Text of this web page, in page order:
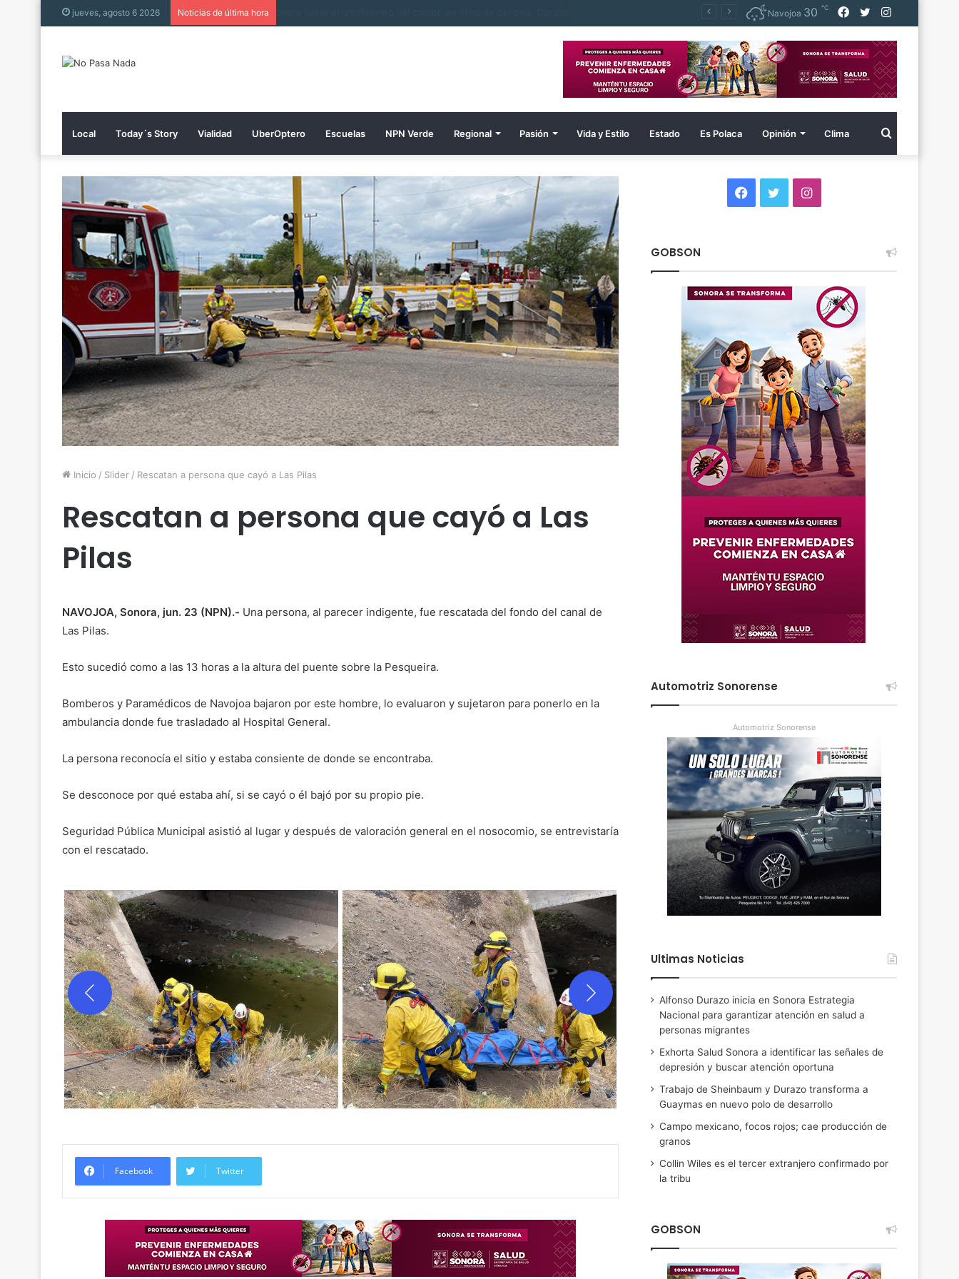
jueves, agosto 6 2026 Noticias de última hora Instagram
Twitter
Facebook
Navojoa 30 ℃
Local Today´s Story Vialidad UberOptero Escuelas NPN Verde Regional Pasión Vida y Estilo Estado Es Polaca Opinión Clima Buscar
Inicio / Slider / Rescatan a persona que cayó a Las Pilas
Rescatan a persona que cayó a Las
Pilas
NAVOJOA, Sonora, jun. 23 (NPN).- Una persona, al parecer indigente, fue rescatada del fondo del canal de
Las Pilas.
Esto sucedió como a las 13 horas a la altura del puente sobre la Pesqueira.
Bomberos y Paramédicos de Navojoa bajaron por este hombre, lo evaluaron y sujetaron para ponerlo en la
ambulancia donde fue trasladado al Hospital General.
La persona reconocía el sitio y estaba consiente de donde se encontraba.
Se desconoce por qué estaba ahí, si se cayó o él bajó por su propio pie.
Seguridad Pública Municipal asistió al lugar y después de valoración general en el nosocomio, se entrevistaría
con el rescatado.
Facebook Twitter
Facebook
TwitterInstagram
GOBSON
Automotriz Sonorense
Automotriz Sonorense
Ultimas Noticias
Alfonso Durazo inicia en Sonora Estrategia
Nacional para garantizar atención en salud a
personas migrantes
Exhorta Salud Sonora a identificar las señales de
depresión y buscar atención oportuna
Trabajo de Sheinbaum y Durazo transforma a
Guaymas en nuevo polo de desarrollo
Campo mexicano, focos rojos; cae producción de
granos
Collin Wiles es el tercer extranjero confirmado por
la tribu
GOBSON